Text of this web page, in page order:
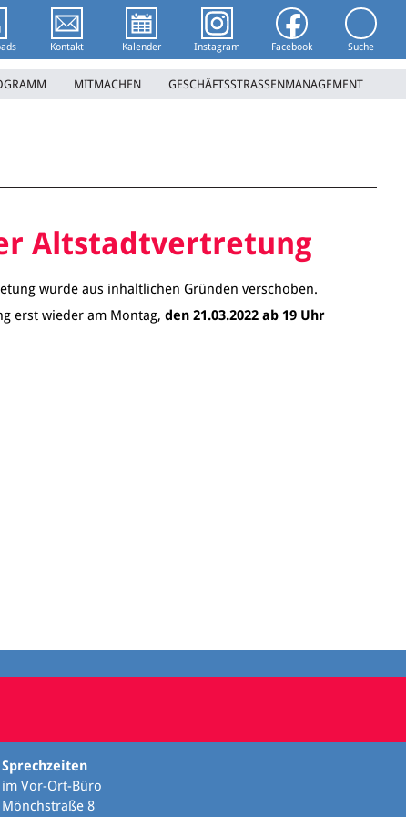
Kontakt Kalender Instagram Facebook Suche
MITMACHEN GESCHÄFTSSTRASSENMANAGEMENT
Altstadtvertretung
wurde aus inhaltlichen Gründen verschoben.
erst wieder am Montag,den 21.03.2022 ab 19 Uhr
Sprechzeiten
im Vor-Ort-Büro
Mönchstraße 8